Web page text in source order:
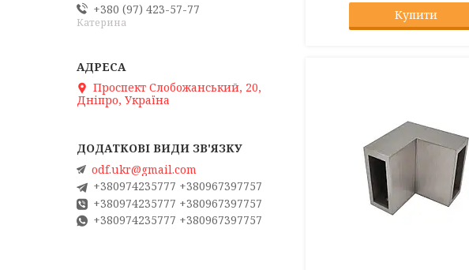
Купити
+380 (97) 423-57-77
Катерина
Проспект Слобожанський, 20,
Дніпро, Україна
odf.ukr@gmail.com
+380974235777 +380967397757
+380974235777 +380967397757
+380974235777 +380967397757